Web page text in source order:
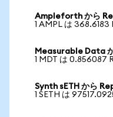
Ampleforth から
1 AMPL は 368.6183
Measurable Data
1 MDT は 0.856087
Synth sETH から
1 SETH は